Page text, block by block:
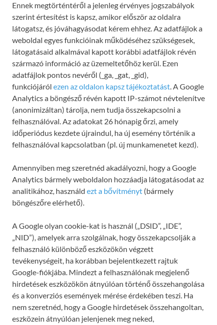
Ennek megtörténtéről a jelenleg érvényes jogszabályok
szerint értesítést is kapsz, amikor először az oldalra
látogatsz, és jóváhagyásodat kérem ehhez. Az adatfájlok a
weboldal egyes funkcióinak működéséhez szükségesek,
látogatásaid alkalmával kapott korábbi adatfájlok révén
származó információ az üzemeltetőhöz kerül. Ezen
adatfájlok pontos nevéről (_ga, _gat, _gid),
funkciójáról ezen az oldalon kapsz tájékoztatást. A Google
Analytics a böngésző révén kapott IP-számot névtelenítve
(anonimizáltan) tárolja, nem tudja összekapcsolni a
felhasználóval. Az adatokat 26 hónapig őrzi, amely
időperiódus kezdete újraindul, ha új esemény történik a
felhasználóval kapcsolatban (pl. új munkamenetet kezd).
Amennyiben meg szeretnéd akadályozni, hogy a Google
Analytics bármely weboldalon hozzáadja látogatásodat az
analitikához, használd ezt a bővítményt (bármely
böngészőre elérhető).
A Google olyan cookie-kat is használ („DSID”, „IDE”,
„NID”), amelyek arra szolgálnak, hogy összekapcsolják a
felhasználó különböző eszközökön végzett
tevékenységeit, ha korábban bejelentkezett rajtuk
Google-fiókjába. Mindezt a felhasználónak megjelenő
hirdetések eszközökön átnyúlóan történő összehangolása
és a konverziós események mérése érdekében teszi. Ha
nem szeretnéd, hogy a Google hirdetések összehangoltan,
eszközein átnyúlóan jelenjenek meg neked,